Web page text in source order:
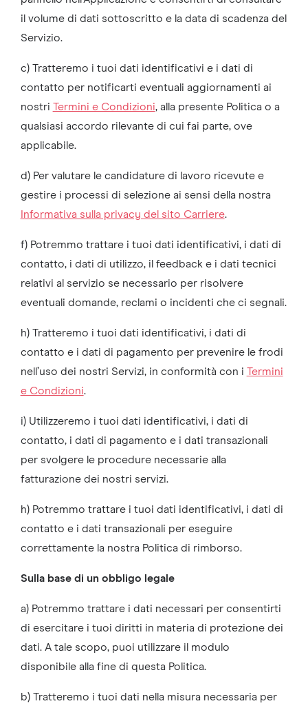
il volume di dati sottoscritto e la data di scadenza del
Servizio.
c) Tratteremo i tuoi dati identificativi e i dati di
contatto per notificarti eventuali aggiornamenti ai
nostri Termini e Condizioni, alla presente Politica o a
qualsiasi accordo rilevante di cui fai parte, ove
applicabile.
d) Per valutare le candidature di lavoro ricevute e
gestire i processi di selezione ai sensi della nostra
Informativa sulla privacy del sito Carriere.
f) Potremmo trattare i tuoi dati identificativi, i dati di
contatto, i dati di utilizzo, il feedback e i dati tecnici
relativi al servizio se necessario per risolvere
eventuali domande, reclami o incidenti che ci segnali.
h) Tratteremo i tuoi dati identificativi, i dati di
contatto e i dati di pagamento per prevenire le frodi
nell’uso dei nostri Servizi, in conformità con i Termini
e Condizioni.
i) Utilizzeremo i tuoi dati identificativi, i dati di
contatto, i dati di pagamento e i dati transazionali
per svolgere le procedure necessarie alla
fatturazione dei nostri servizi.
h) Potremmo trattare i tuoi dati identificativi, i dati di
contatto e i dati transazionali per eseguire
correttamente la nostra Politica di rimborso.
Sulla base di un obbligo legale
a) Potremmo trattare i dati necessari per consentirti
di esercitare i tuoi diritti in materia di protezione dei
dati. A tale scopo, puoi utilizzare il modulo
disponibile alla fine di questa Politica.
b) Tratteremo i tuoi dati nella misura necessaria per